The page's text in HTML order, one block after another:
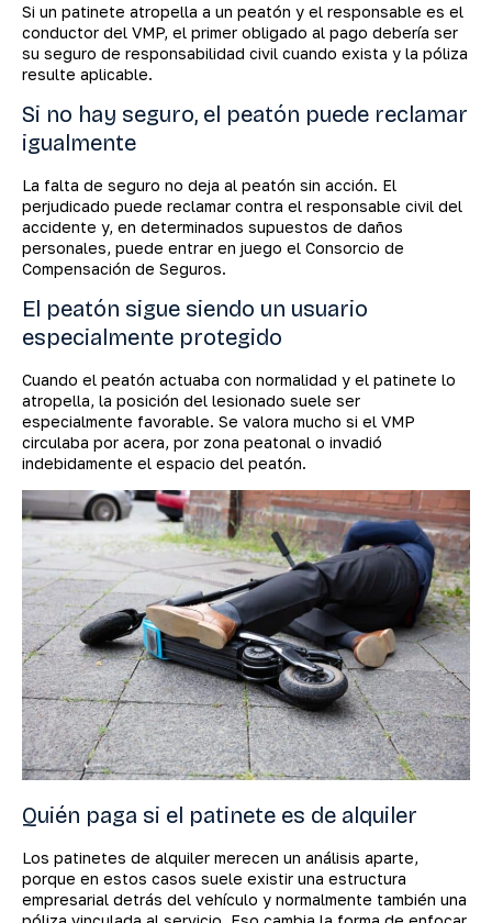
Si un patinete atropella a un peatón y el responsable es el
conductor del VMP, el primer obligado al pago debería ser
su seguro de responsabilidad civil cuando exista y la póliza
resulte aplicable.
Si no hay seguro, el peatón puede reclamar
igualmente
La falta de seguro no deja al peatón sin acción. El
perjudicado puede reclamar contra el responsable civil del
accidente y, en determinados supuestos de daños
personales, puede entrar en juego el Consorcio de
Compensación de Seguros.
El peatón sigue siendo un usuario
especialmente protegido
Cuando el peatón actuaba con normalidad y el patinete lo
atropella, la posición del lesionado suele ser
especialmente favorable. Se valora mucho si el VMP
circulaba por acera, por zona peatonal o invadió
indebidamente el espacio del peatón.
Quién paga si el patinete es de alquiler
Los patinetes de alquiler merecen un análisis aparte,
porque en estos casos suele existir una estructura
empresarial detrás del vehículo y normalmente también una